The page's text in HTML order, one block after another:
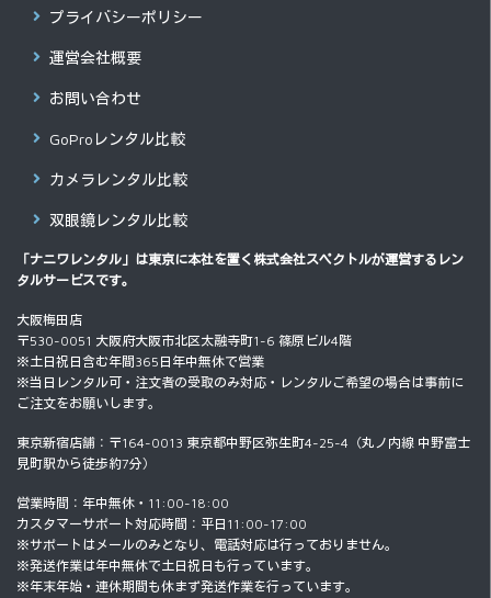
プライバシーポリシー
運営会社概要
お問い合わせ
GoProレンタル比較
カメラレンタル比較
双眼鏡レンタル比較
「ナニワレンタル」は東京に本社を置く 株式会社スペクトルが運営するレン
タルサービスです。
大阪梅田店
〒530-0051 大阪府大阪市北区太融寺町1-6 篠原ビル4階
※土日祝日含む年間365日年中無休で営業
※当日レンタル可・注文者の受取のみ対応・レンタルご希望の場合は事前に
ご注文をお願いします。
東京新宿店舗：〒164-0013 東京都中野区弥生町4-25-4（丸ノ内線 中野富士
見町駅から徒歩約7分）
営業時間：年中無休・11:00-18:00
カスタマーサポート対応時間：平日11:00-17:00
※サポートはメールのみとなり、電話対応は行っておりません。
※発送作業は年中無休で土日祝日も行っています。
※年末年始・連休期間も休まず発送作業を行っています。